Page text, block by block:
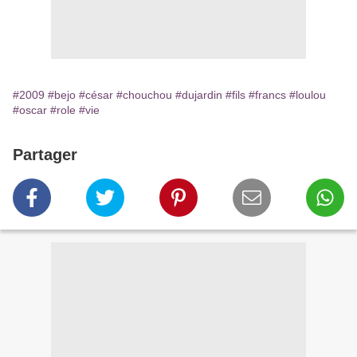
#2009 #bejo #césar #chouchou #dujardin #fils #francs #loulou
#oscar #role #vie
Partager